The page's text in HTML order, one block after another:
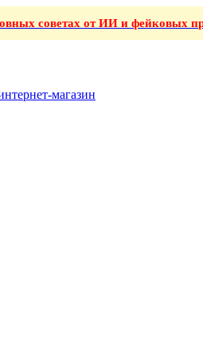
советах от ИИ и фейковых
магазин